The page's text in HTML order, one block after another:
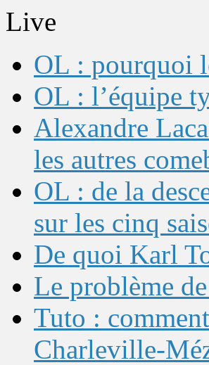
Live
OL : pourquoi
OL : l’équipe
Alexandre
les autres
OL : de la
sur les cinq
De quoi Karl
Le problème
Tuto :
Charleville-